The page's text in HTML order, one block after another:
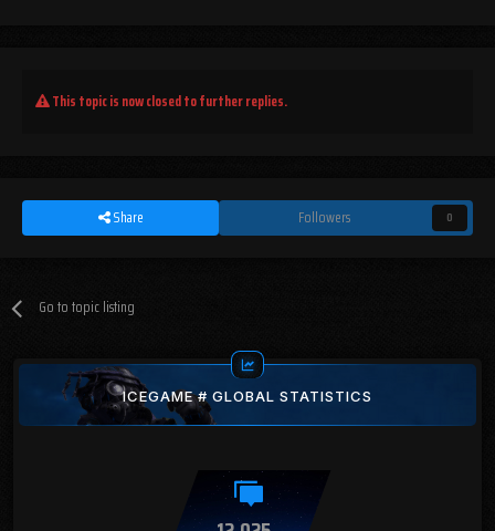
This topic is now closed to further replies.
Share Followers 0
Go to topic listing
ICEGAME # GLOBAL STATISTICS